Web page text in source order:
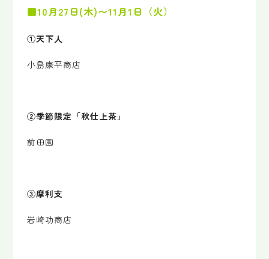
■10月27日(木)〜11月1日（火）
①天下人
小島康平商店
②季節限定「秋仕上茶」
前田園
③摩利支
岩崎功商店